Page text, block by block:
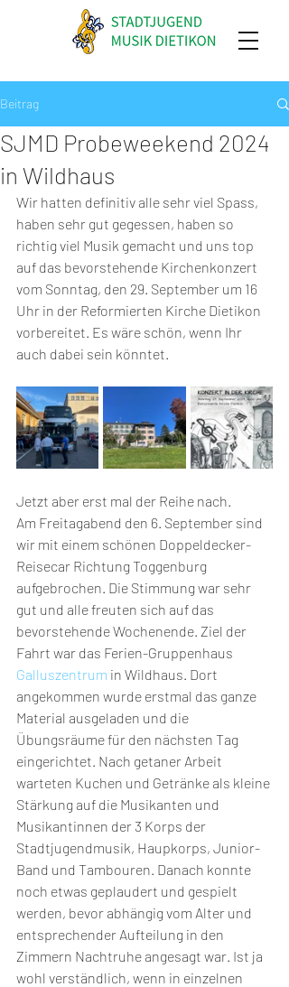
Beitrag
SJMD Probeweekend 2024
in Wildhaus
Wir hatten definitiv alle sehr viel Spass,
haben sehr gut gegessen, haben so
richtig viel Musik gemacht und uns top
auf das bevorstehende Kirchenkonzert
vom Sonntag, den 29. September um 16
Uhr in der Reformierten Kirche Dietikon
vorbereitet. Es wäre schön, wenn Ihr
auch dabei sein könntet.
Jetzt aber erst mal der Reihe nach.
Am Freitagabend den 6. September sind
wir mit einem schönen Doppeldecker-
Reisecar Richtung Toggenburg
aufgebrochen. Die Stimmung war sehr
gut und alle freuten sich auf das
bevorstehende Wochenende. Ziel der
Fahrt war das Ferien-Gruppenhaus
Galluszentrum in Wildhaus. Dort
angekommen wurde erstmal das ganze
Material ausgeladen und die
Übungsräume für den nächsten Tag
eingerichtet. Nach getaner Arbeit
warteten Kuchen und Getränke als kleine
Stärkung auf die Musikanten und
Musikantinnen der 3 Korps der
Stadtjugendmusik, Haupkorps, Junior-
Band und Tambouren. Danach konnte
noch etwas geplaudert und gespielt
werden, bevor abhängig vom Alter und
entsprechender Aufteilung in den
Zimmern Nachtruhe angesagt war. Ist ja
wohl verständlich, wenn in einzelnen